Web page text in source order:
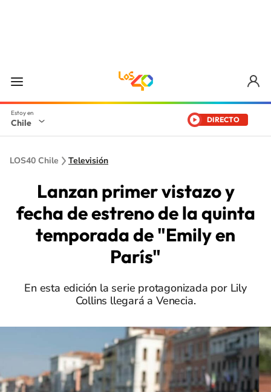
Chile DIRECTO
LOS40 Chile Televisión
Lanzan primer vistazo y
fecha de estreno de la quinta
temporada de "Emily en
París"
En esta edición la serie protagonizada por Lily
Collins llegará a Venecia.